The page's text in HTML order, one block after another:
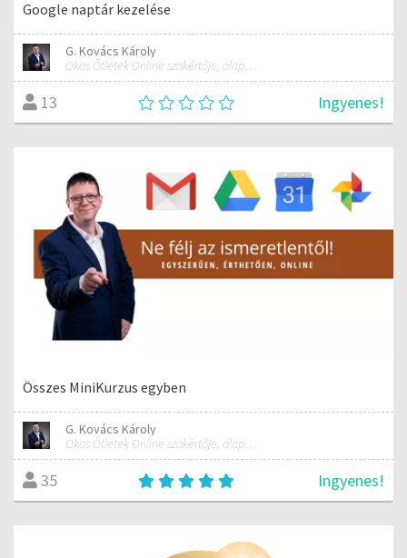
Google naptár kezelése
G. Kovács Károly
Okos Ötletek Online szakértője, alapítója
13 Ingyenes!
Összes MiniKurzus egyben
G. Kovács Károly
Okos Ötletek Online szakértője, alapítója
35 Ingyenes!